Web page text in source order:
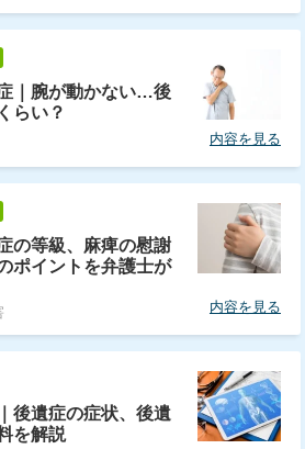
｜腕が動かない…後
らい？
内容を見る
の等級、麻痺の慰謝
ポイントを弁護士が
内容を見る
後遺症の症状、後遺
を解説